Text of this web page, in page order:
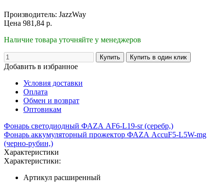
Производитель: JazzWay
Цена 981,84 р.
Наличие товара уточняйте у менеджеров
Добавить в избранное
Условия доставки
Оплата
Обмен и возврат
Оптовикам
Фонарь светодиодный ФАZА AF6-L19-sr (серебр,)
Фонарь аккумуляторный прожектор ФАZА AccuF5-L5W-mg
(черно-рубин,)
Характеристики
Характеристики:
Артикул расширенный